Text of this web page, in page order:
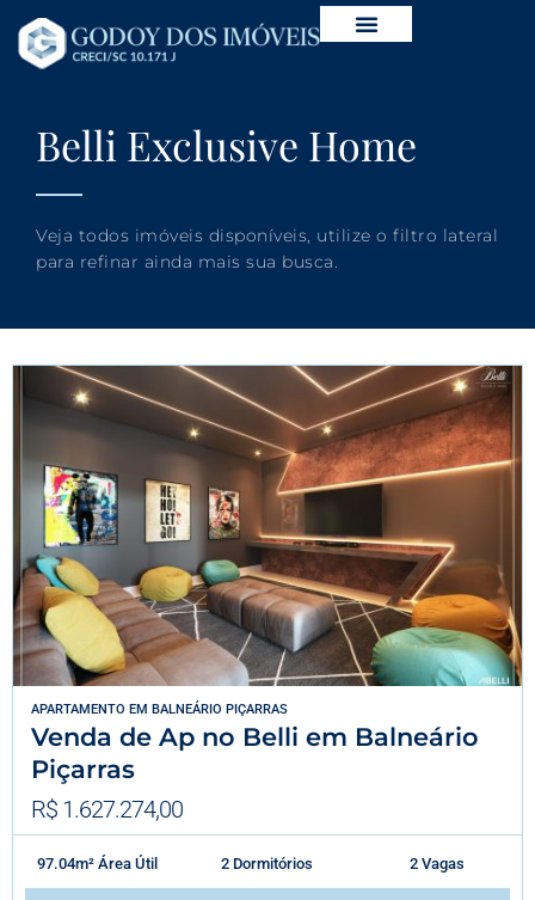
Belli Exclusive Home
Veja todos imóveis disponíveis, utilize o filtro lateral
para refinar ainda mais sua busca.
APARTAMENTO EM BALNEÁRIO PIÇARRAS
Venda de Ap no Belli em Balneário
Piçarras
R$ 1.627.274,00
97.04m² Área Útil 2 Dormitórios 2 Vagas